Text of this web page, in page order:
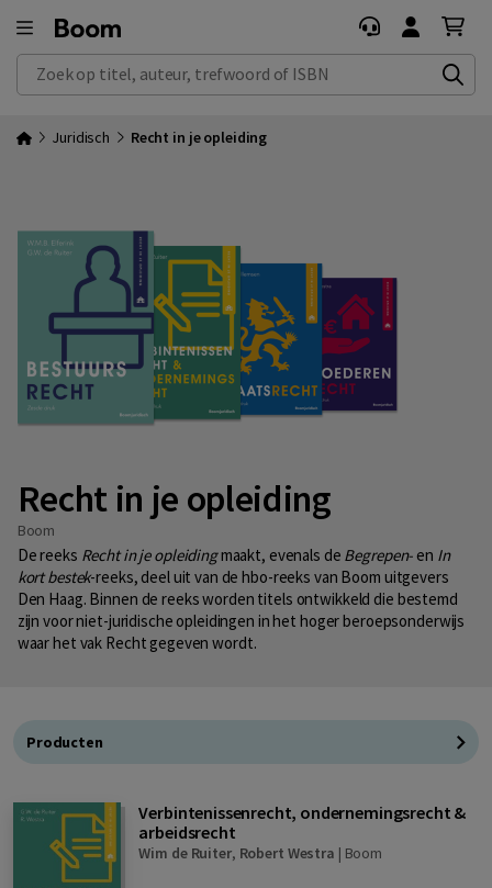
Zoek op titel, auteur, trefwoord of ISBN
Juridisch Recht in je opleiding
Recht in je opleiding
Boom
De reeks Recht in je opleidingmaakt, evenals de Begrepen- en In
kort bestek-reeks, deel uit van de hbo-reeks van Boom uitgevers
Den Haag. Binnen de reeks worden titels ontwikkeld die bestemd
zijn voor niet-juridische opleidingen in het hoger beroepsonderwijs
waar het vak Recht gegeven wordt.
Producten
Verbintenissenrecht, ondernemingsrecht &
arbeidsrecht
Wim de Ruiter, Robert Westra | Boom